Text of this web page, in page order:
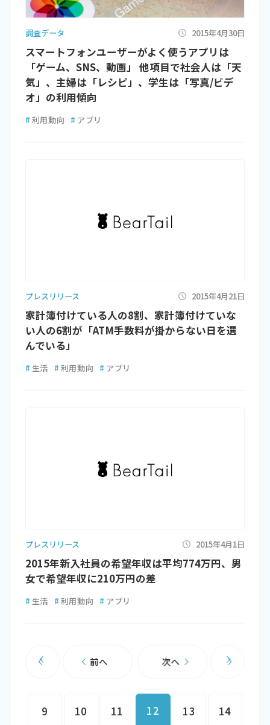
調査データ 2015年4月30日
スマートフォンユーザーがよく使うアプリは
「ゲーム、SNS、動画」 他項目で社会人は「天
気」、主婦は「レシピ」、学生は「写真/ビデ
オ」の利用傾向
# 利用動向 # アプリ
プレスリリース 2015年4月21日
家計簿付けている人の8割、家計簿付けていな
い人の6割が「ATM手数料が掛からない日を選
んでいる」
# 生活 # 利用動向 # アプリ
プレスリリース 2015年4月1日
2015年新入社員の希望年収は平均774万円、男
女で希望年収に210万円の差
# 生活 # 利用動向 # アプリ
前へ
9 10 11 12 13 14
次へ